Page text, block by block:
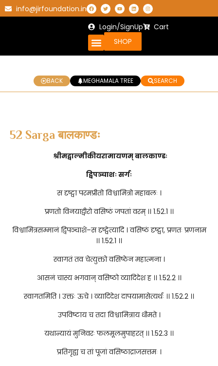
info@jirfoundation.in
Login/SignUp
Cart
SHOP
BACK MEGHAMALA TREE SEARCH
52 Sarga बालकाण्डः
श्रीमद्वाल्मीकीयरामायणम् बालकाण्डः
द्विपञ्चाशः सर्गः
स दृष्ट्वा परमप्रीतो विश्वामित्रो महाबलः ।
प्रणतो विनयाद्वीरो वसिष्ठं जपतां वरम् ।। 1.52.1 ।।
विश्वामित्रसम्मानं द्विपञ्चाशे–स दृष्ट्वेत्यादि । वसिष्ठं दृष्ट्वा, प्रणतः प्रणनाम
।। 1.52.1 ।।
स्वागतं तव चेत्युक्तो वसिष्ठेन महात्मना ।
आसनं चास्य भगवान् वसिष्ठो व्यादिदेश ह ।। 1.52.2 ।।
स्वागतमिति । उक्तः ऊचे । व्यादिदेश दापयामासेत्यर्थः ।। 1.52.2 ।।
उपविष्टाय च तदा विश्वामित्राय धीमते ।
यथान्यायं मुनिवरः फलमूलमुपाहरत् ।। 1.52.3 ।।
प्रतिगृह्य च तां पूजां वसिष्ठाद्राजसत्तमः ।